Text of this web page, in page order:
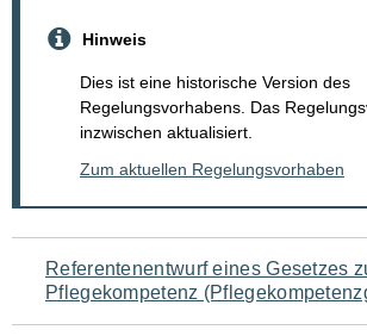
Hinweis
Dies ist eine historische Version des
Regelungsvorhabens. Das
inzwischen aktualisiert.
Zum aktuellen Regelungsvorhaben
Navigation
für
Referentenentwurf eines Gesetzes
Pflegekompetenz